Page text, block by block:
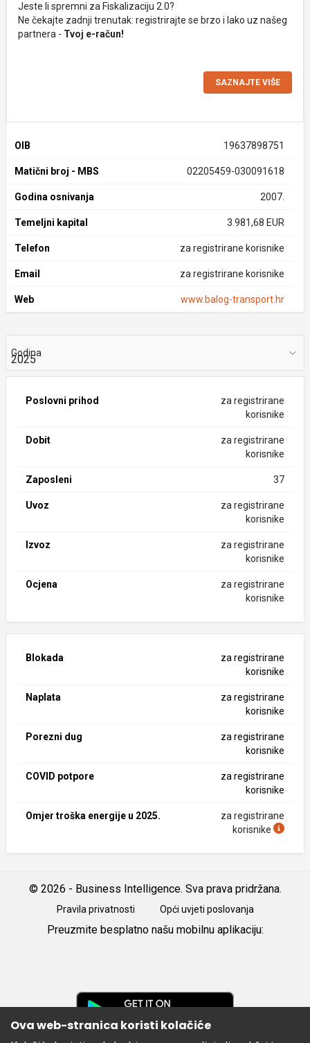
Jeste li spremni za Fiskalizaciju 2.0?
Ne čekajte zadnji trenutak: registrirajte se brzo i lako uz našeg
partnera - Tvoj e-račun!
SAZNAJTE VIŠE
OIB 19637898751
Matični broj - MBS 02205459-030091618
Godina osnivanja 2007.
Temeljni kapital 3.981,68 EUR
Telefon za registrirane korisnike
Email za registrirane korisnike
Web www.balog-transport.hr
Godina
Poslovni prihod
za registrirane
korisnike
Dobit
za registrirane
korisnike
Zaposleni 37
Uvoz
za registrirane
korisnike
Izvoz
za registrirane
korisnike
Ocjena
za registrirane
korisnike
Blokada
za registrirane
korisnike
Naplata
za registrirane
korisnike
Porezni dug
za registrirane
korisnike
COVID potpore
za registrirane
korisnike
Omjer troška energije u 2025.
za registrirane
korisnike
© 2026 - Business Intelligence. Sva prava pridržana.
Pravila privatnosti Opći uvjeti poslovanja
Preuzmite besplatno našu mobilnu aplikaciju:
Ova web-stranica koristi kolačiće